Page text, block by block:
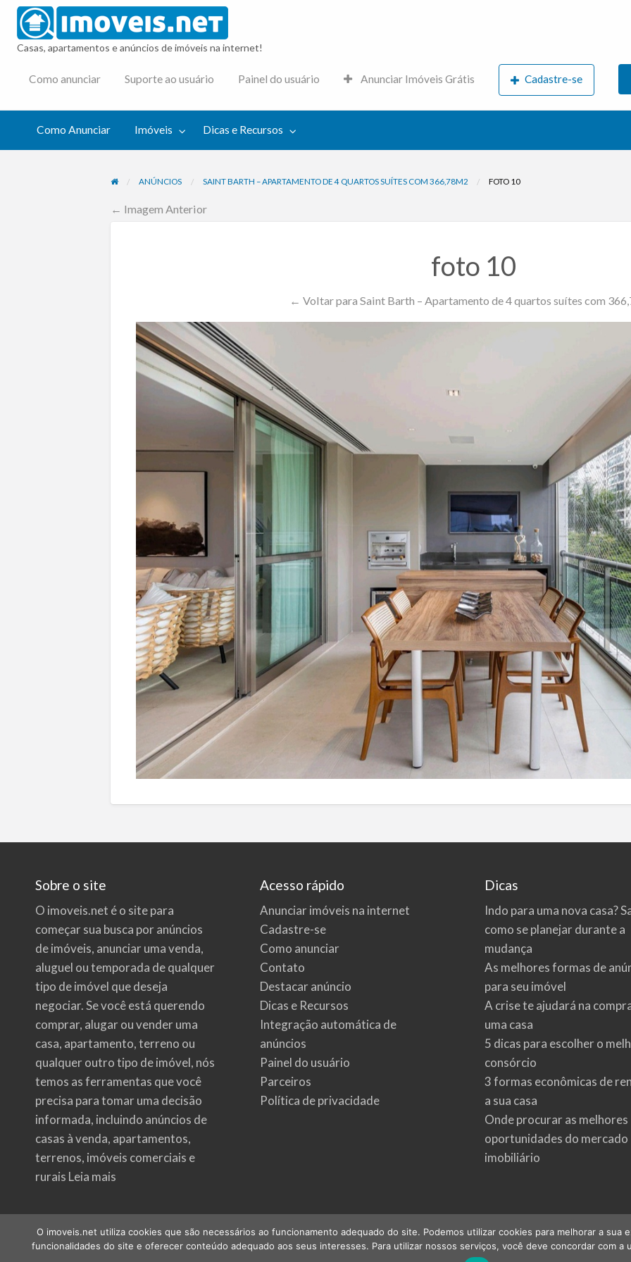
Casas, apartamentos e anúncios de imóveis na internet!
Como anunciar Suporte ao usuário Painel do usuário Anunciar Imóveis Grátis Cadastre-se
Como Anunciar Imóveis Dicas e Recursos
ANÚNCIOS SAINT BARTH – APARTAMENTO DE 4 QUARTOS SUÍTES COM 366,78M2 FOTO 10
← Imagem Anterior
foto 10
← Voltar para Saint Barth – Apartamento de 4 quartos suítes com
Sobre o site
O imoveis.net é o site para
começar sua busca poranúncios
de imóveis, anunciar uma venda,
aluguel ou temporada de qualquer
tipo de imóvel que deseja
negociar. Se você está querendo
comprar, alugar ou vender uma
casa, apartamento, terreno ou
qualquer outro tipo de imóvel, nós
temos as ferramentas que você
precisa para tomar uma decisão
informada, incluindo anúncios de
casas à venda, apartamentos,
terrenos, imóveis comerciais e
rurais Leia mais
Acesso rápido
Anunciar imóveis na internet
Cadastre-se
Como anunciar
Contato
Destacar anúncio
Dicas e Recursos
Integração automática de
anúncios
Painel do usuário
Parceiros
Política de privacidade
Dicas
Indo para uma nova casa?
como se planejar durante a
mudança
As melhores formas de
para seu imóvel
A crise te ajudará na
uma casa
5 dicas para escolher o
consórcio
3 formas econômicas de
a sua casa
Onde procurar as melhores
oportunidades do mercado
imobiliário
©2026imoveis.net| Todos os direitos reservados.
O imoveis.net utiliza cookies que são necessários ao funcionamento adequado do site. Podemos utilizar cookies para melhorar a
funcionalidades do site e oferecer conteúdo adequado aos seus interesses. Para utilizar nossos serviços, você deve concordar com a